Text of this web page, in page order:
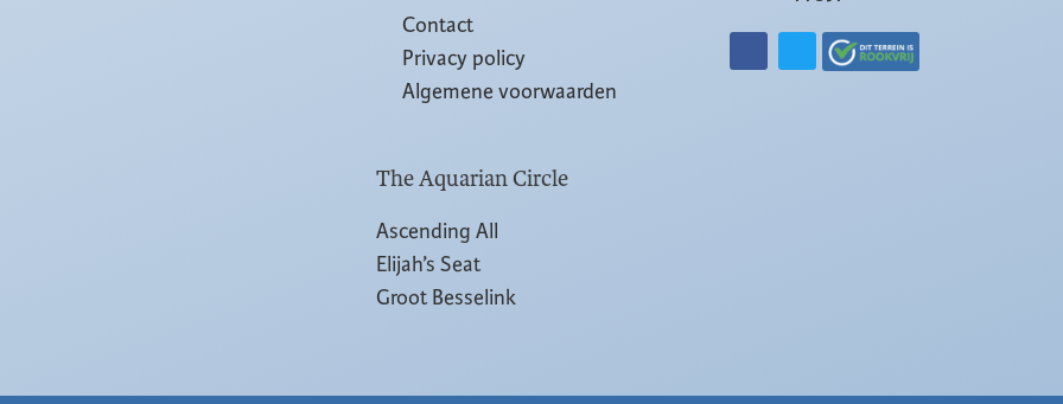
Contact
Privacy policy
Algemene voorwaarden
The Aquarian Circle
Ascending All
Elijah’s Seat
Groot Besselink